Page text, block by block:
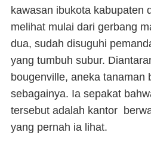
kawasan ibukota kabupaten
melihat mulai dari gerbang
dua, sudah disuguhi
yang tumbuh subur.
bougenville, aneka tanaman
sebagainya. Ia sepakat
tersebut adalah kantor
yang pernah ia lihat.